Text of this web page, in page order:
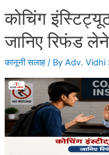
मकान
मालिक
(Landlord)
के
अधिकार
क्या
हैं?
कोचिंग
जानिए रिफंड
कानूनी सलाह/ By Adv. Vidhi